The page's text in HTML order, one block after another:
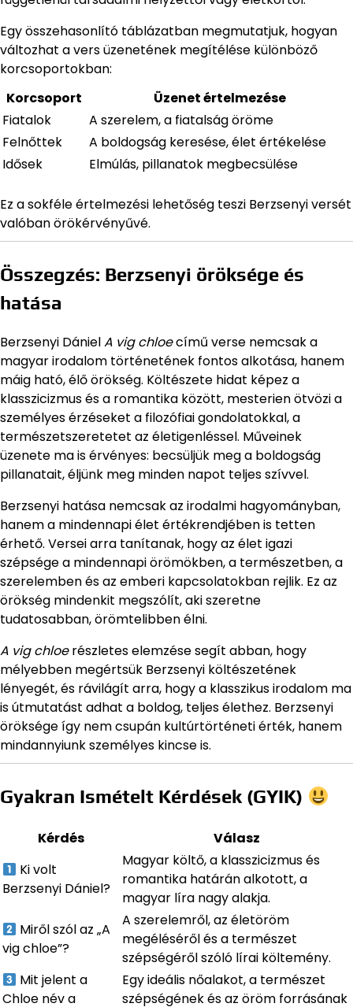
Egy összehasonlító táblázatban megmutatjuk, hogyan
változhat a vers üzenetének megítélése különböző
korcsoportokban:
Korcsoport
Üzenet értelmezése
Fiatalok
A szerelem, a fiatalság öröme
Felnőttek
A boldogság keresése, élet értékelése
Idősek
Elmúlás, pillanatok megbecsülése
Ez a sokféle értelmezési lehetőség teszi Berzsenyi versét
valóban örökérvényűvé.
Összegzés: Berzsenyi öröksége és
hatása
Berzsenyi DánielA vig chloecímű verse nemcsak a
magyar irodalom történetének fontos alkotása, hanem
máig ható, élő örökség. Költészete hidat képez a
klasszicizmus és a romantika között, mesterien ötvözi a
személyes érzéseket a filozófiai gondolatokkal, a
természetszeretetet az életigenléssel. Műveinek
üzenete ma is érvényes: becsüljük meg a boldogság
pillanatait, éljünk meg minden napot teljes szívvel.
Berzsenyi hatása nemcsak az irodalmi hagyományban,
hanem a mindennapi élet értékrendjében is tetten
érhető. Versei arra tanítanak, hogy az élet igazi
szépsége a mindennapi örömökben, a természetben, a
szerelemben és az emberi kapcsolatokban rejlik. Ez az
örökség mindenkit megszólít, aki szeretne
tudatosabban, örömtelibben élni.
A vig chloerészletes elemzése segít abban, hogy
mélyebben megértsük Berzsenyi költészetének
lényegét, és rávilágít arra, hogy a klasszikus irodalom ma
is útmutatást adhat a boldog, teljes élethez. Berzsenyi
öröksége így nem csupán kultúrtörténeti érték, hanem
mindannyiunk személyes kincse is.
Gyakran Ismételt Kérdések (GYIK)
Kérdés
Válasz
Ki volt
Berzsenyi Dániel?
Magyar költő, a klasszicizmus és
romantika határán alkotott, a
magyar líra nagy alakja.
Miről szól az „A
vig chloe”?
A szerelemről, az életöröm
megéléséről és a természet
szépségéről szóló lírai költemény.
Mit jelent a
Chloe név a
Egy ideális nőalakot, a természet
szépségének és az öröm forrásának